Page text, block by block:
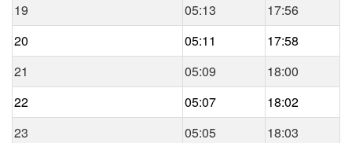
19
05:13
17:56
20
05:11
17:58
21
05:09
18:00
22
05:07
18:02
23
05:05
18:03